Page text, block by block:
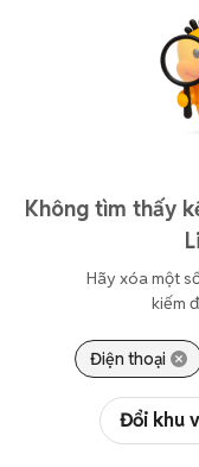
Không tìm thấy
Hãy xóa một
kiếm
Điện thoại
Đổi khu